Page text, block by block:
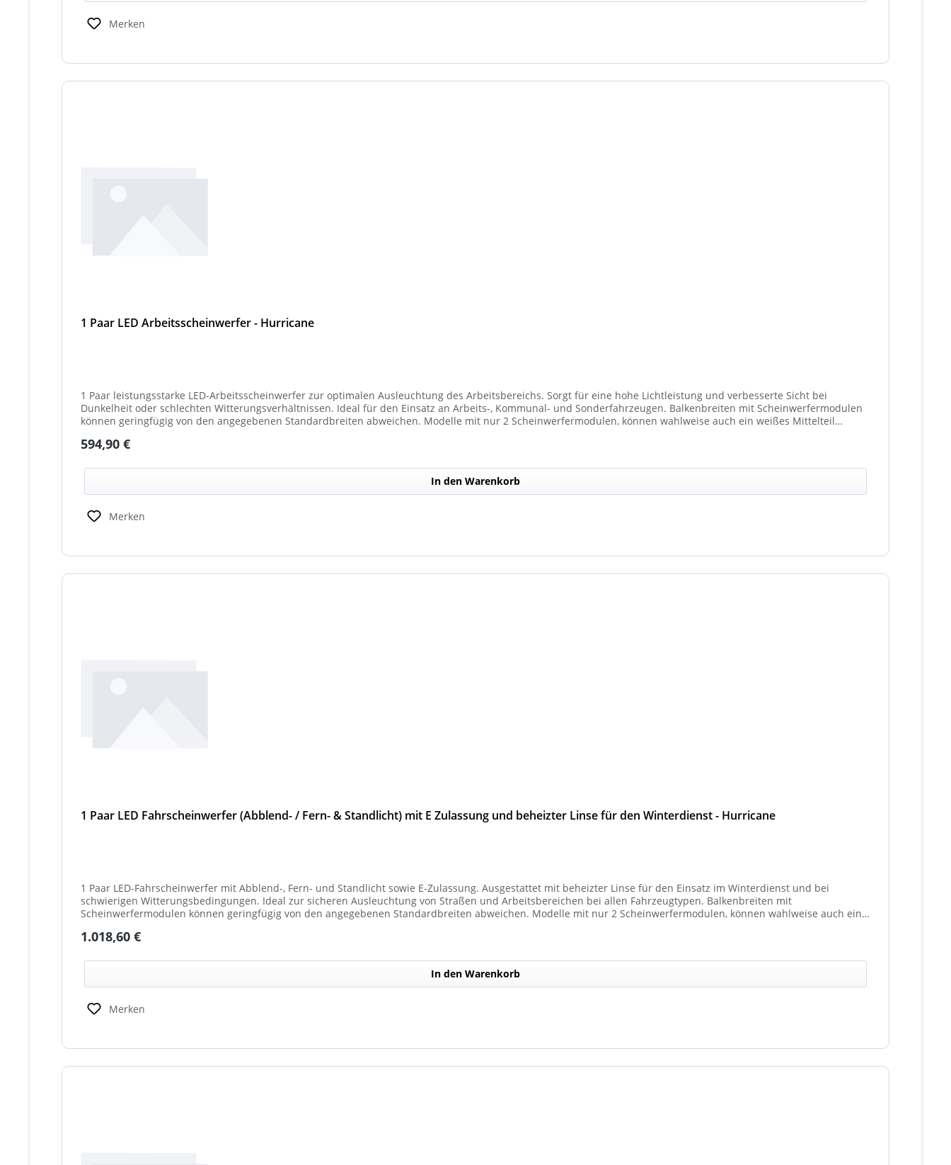
Merken
1 Paar LED Arbeitsscheinwerfer - Hurricane
1 Paar leistungsstarke LED-Arbeitsscheinwerfer zur optimalen Ausleuchtung des Arbeitsbereichs. Sorgt für eine hohe Lichtleistung und verbesserte Sicht bei
Dunkelheit oder schlechten Witterungsverhältnissen. Ideal für den Einsatz an Arbeits-, Kommunal- und Sonderfahrzeugen. Balkenbreiten mit Scheinwerfermodulen
können geringfügig von den angegebenen Standardbreiten abweichen. Modelle mit nur 2 Scheinwerfermodulen, können wahlweise auch ein weißes Mittelteil
Regulärer Preis:
594,90 €
In den Warenkorb
Merken
1 Paar LED Fahrscheinwerfer (Abblend- / Fern- & Standlicht) mit E Zulassung und beheizter Linse für den Winterdienst - Hurricane
1 Paar LED-Fahrscheinwerfer mit Abblend-, Fern- und Standlicht sowie E-Zulassung. Ausgestattet mit beheizter Linse für den Einsatz im Winterdienst und bei
schwierigen Witterungsbedingungen. Ideal zur sicheren Ausleuchtung von Straßen und Arbeitsbereichen bei allen Fahrzeugtypen. Balkenbreiten mit
Scheinwerfermodulen können geringfügig von den angegebenen Standardbreiten abweichen. Modelle mit nur 2 Scheinwerfermodulen, können wahlweise auch ein
Scheinwerfer möglich)
Regulärer Preis:
1.018,60 €
In den Warenkorb
Merken